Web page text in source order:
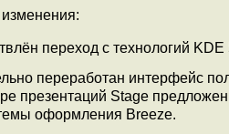
переход с технологий
переработан интерфейс
презентаций Stage
оформления Breeze.